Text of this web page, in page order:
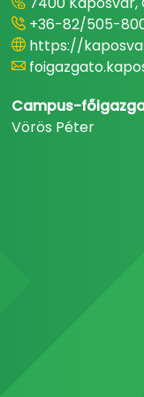
+36-82/505-
https://
Campus-
Vörös Péter